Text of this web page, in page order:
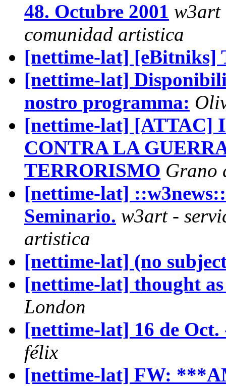
48. Octubre 2001 w3art
comunidad artistica
[nettime-lat]
[nettime-lat]
nostro programma:
[nettime-lat] [ATTAC]
CONTRA LA
TERRORISMO Grano
[nettime-lat]
Seminario. w3art -
artistica
[nettime-lat] (no
[nettime-lat] thought as
London
[nettime-lat] 16 de
félix
[nettime-lat] FW: